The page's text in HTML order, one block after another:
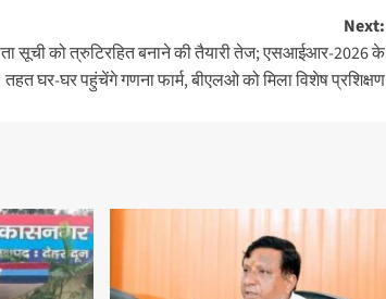
Next:
सूची को त्रुटिरहित बनाने की तैयारी तेज; एसआईआर-2026 के
तहत घर-घर पहुंचेंगे गणना फार्म, बीएलओ को मिला विशेष प्रशिक्षण